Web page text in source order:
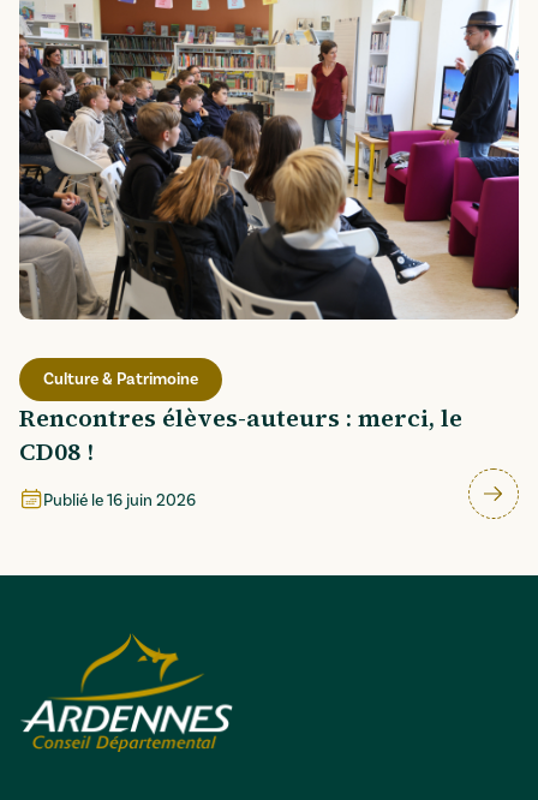
Culture & Patrimoine
Rencontres élèves-auteurs : merci, le
CD08 !
Publié le16 juin 2026